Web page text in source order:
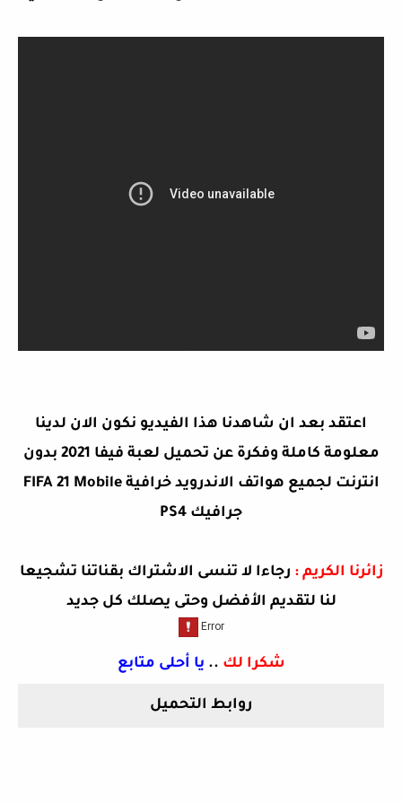
اعتقد بعد ان شاهدنا هذا الفيديو نكون الان لدينا
معلومة كاملة وفكرة عن
تحميل لعبة فيفا 2021 بدون
انترنت لجميع هواتف الاندرويد خرافية FIFA 21 Mobile
جرافيك PS4
زائرنا الكريم : رجاءا لا تنسى الاشتراك بقناتنا تشجيعا
لنا لتقديم الأفضل وحتى يصلك كل جديد
شكرا لك .. يا أحلى متابع
روابط التحميل